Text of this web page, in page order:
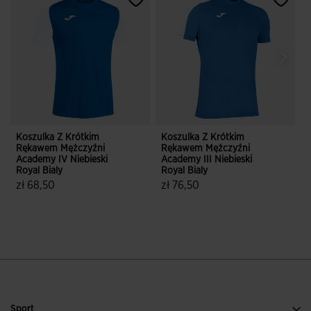
Koszulka Z Krótkim
Rękawem Mężczyźni
Academy IV Niebieski
Royal Bialy
zł 68,50
Koszulka Z Krótkim
Rękawem Mężczyźni
Academy III Niebieski
Royal Bialy
zł 76,50
Sport